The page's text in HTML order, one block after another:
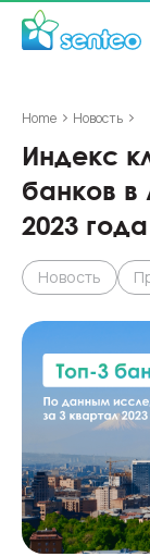
Home > Новость >
Индекс
банков в
2023 года
Новость